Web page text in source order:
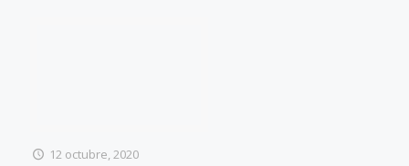
12 octubre, 2020